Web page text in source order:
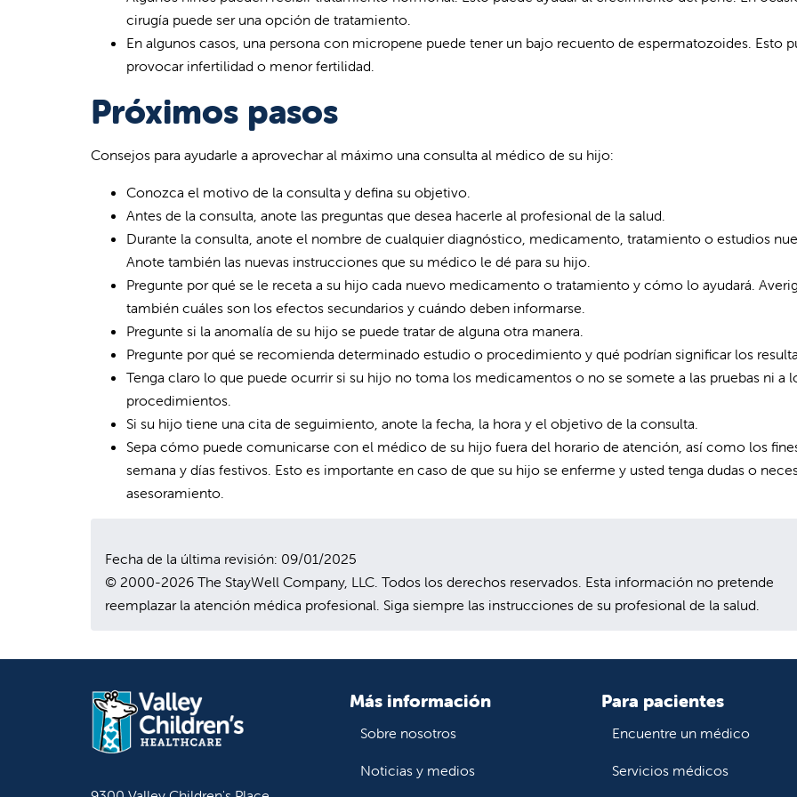
cirugía puede ser una opción de tratamiento.
En algunos casos, una persona con micropene puede tener un bajo recuento de espermatozoides. Esto
provocar infertilidad o menor fertilidad.
Próximos pasos
Consejos para ayudarle a aprovechar al máximo una consulta al médico de su hijo:
Conozca el motivo de la consulta y defina su objetivo.
Antes de la consulta, anote las preguntas que desea hacerle al profesional de la salud.
Durante la consulta, anote el nombre de cualquier diagnóstico, medicamento, tratamiento o estudios
Anote también las nuevas instrucciones que su médico le dé para su hijo.
Pregunte por qué se le receta a su hijo cada nuevo medicamento o tratamiento y cómo lo ayudará.
también cuáles son los efectos secundarios y cuándo deben informarse.
Pregunte si la anomalía de su hijo se puede tratar de alguna otra manera.
Pregunte por qué se recomienda determinado estudio o procedimiento y qué podrían significar los
Tenga claro lo que puede ocurrir si su hijo no toma los medicamentos o no se somete a las pruebas ni a
procedimientos.
Si su hijo tiene una cita de seguimiento, anote la fecha, la hora y el objetivo de la consulta.
Sepa cómo puede comunicarse con el médico de su hijo fuera del horario de atención, así como los
semana y días festivos. Esto es importante en caso de que su hijo se enferme y usted tenga dudas o
asesoramiento.
Fecha de la última revisión: 09/01/2025
© 2000-2026 The StayWell Company, LLC. Todos los derechos reservados. Esta información no pretende
reemplazar la atención médica profesional. Siga siempre las instrucciones de su profesional de la salud.
Más información
Sobre nosotros
Noticias y medios
Para pacientes
Encuentre un médico
Servicios médicos